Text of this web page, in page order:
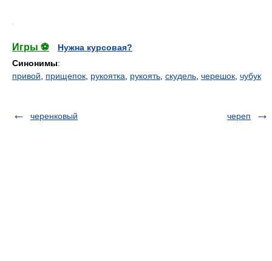
Игры ⚽
Нужна курсовая?
Синонимы:
привой
прищепок рукоятка рукоять скудель черешок чубук
черенковый череп